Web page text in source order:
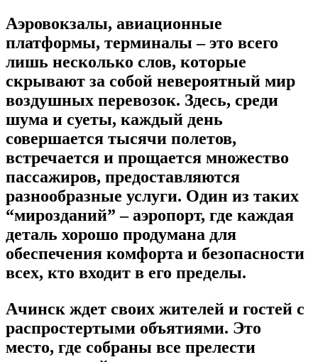
Аэровокзалы, авиационные
платформы, терминалы – это всего
лишь несколько слов, которые
скрывают за собой невероятный мир
воздушных перевозок. Здесь, среди
шума и суеты, каждый день
совершается тысячи полетов,
встречается и прощается множество
пассажиров, предоставляются
разнообразные услуги. Один из таких
“мирозданий” – аэропорт, где каждая
деталь хорошо продумана для
обеспечения комфорта и безопасности
всех, кто входит в его пределы.
Ачинск ждет своих жителей и гостей с
распростертыми объятиями. Это
место, где собраны все прелести